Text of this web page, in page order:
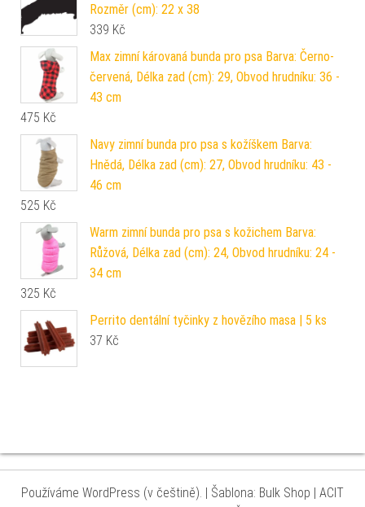
Rozměr (cm): 22 x 38
339 Kč
Max zimní károvaná bunda pro psa Barva: Černo-
červená, Délka zad (cm): 29, Obvod hrudníku: 36 -
43 cm
475 Kč
Navy zimní bunda pro psa s kožíškem Barva:
Hnědá, Délka zad (cm): 27, Obvod hrudníku: 43 -
46 cm
525 Kč
Warm zimní bunda pro psa s kožichem Barva:
Růžová, Délka zad (cm): 24, Obvod hrudníku: 24 -
34 cm
325 Kč
Perrito dentální tyčinky z hovězího masa | 5 ks
37 Kč
Používáme WordPress (v češtině). | Šablona: Bulk Shop | ACIT